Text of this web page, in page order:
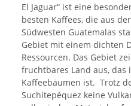
El Jaguar“ ist eine
besten Kaffees, die aus
Südwesten Guatemalas
Gebiet mit einem dichten
Ressourcen. Das Gebiet
fruchtbares Land aus, das
Kaffeebäumen ist. Trotz
Suchitepéquez keine